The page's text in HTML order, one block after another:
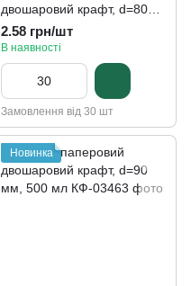
двошаровий крафт, d=80
мм, 250 мл євро
2.58 грн/шт
В наявності
Замовлення від 30 шт
Новинка